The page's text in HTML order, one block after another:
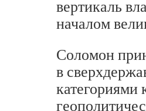
вертикаль
началом
Соломон
в
категориями